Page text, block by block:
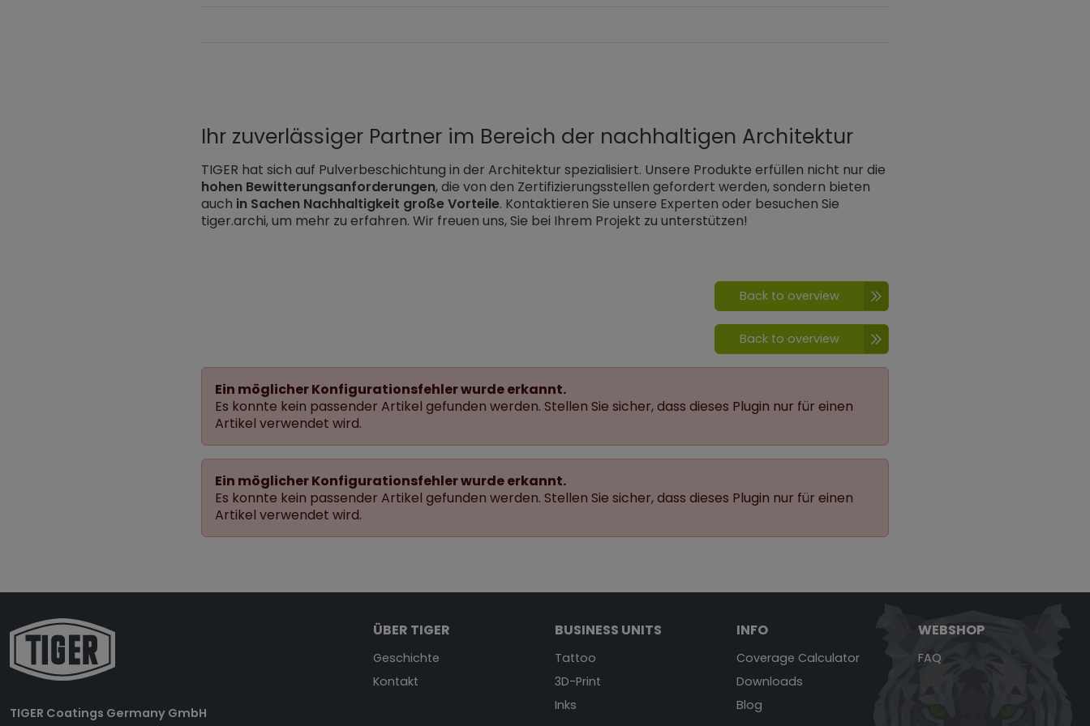
Ihr zuverlässiger Partner im Bereich der nachhaltigen Architektur
TIGER hat sich auf Pulverbeschichtung in der Architektur spezialisiert. Unsere Produkte erfüllen nicht nur die
hohen Bewitterungsanforderungen, die von den Zertifizierungsstellen gefordert werden, sondern bieten
auch in Sachen Nachhaltigkeit große Vorteile. Kontaktieren Sie unsere Experten oder besuchen Sie
tiger.archi, um mehr zu erfahren. Wir freuen uns, Sie bei Ihrem Projekt zu unterstützen!
Back to overview
Back to overview
Ein möglicher Konfigurationsfehler wurde erkannt.
Es konnte kein passender Artikel gefunden werden. Stellen Sie sicher, dass dieses Plugin nur für einen
Artikel verwendet wird.
Ein möglicher Konfigurationsfehler wurde erkannt.
Es konnte kein passender Artikel gefunden werden. Stellen Sie sicher, dass dieses Plugin nur für einen
Artikel verwendet wird.
TIGER Coatings Germany GmbH
ÜBER TIGER
Geschichte
Kontakt
BUSINESS UNITS
Tattoo
3D-Print
Inks
INFO
Coverage Calculator
Downloads
Blog
WEBSHOP
FAQ